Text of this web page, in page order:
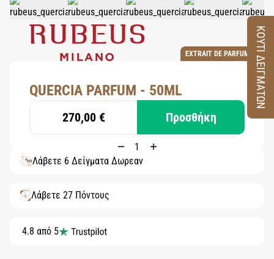
EXTRAIT DE PARFUM
QUERCIA PARFUM - 50ML
270,00 € Προσθήκη
Λάβετε 6 Δείγματα Δωρεάν
Λάβετε 27 Πόντους
4.8 από 5
ΚΟΥΤΙ ΔΕΙΓΜΑΤΩΝ